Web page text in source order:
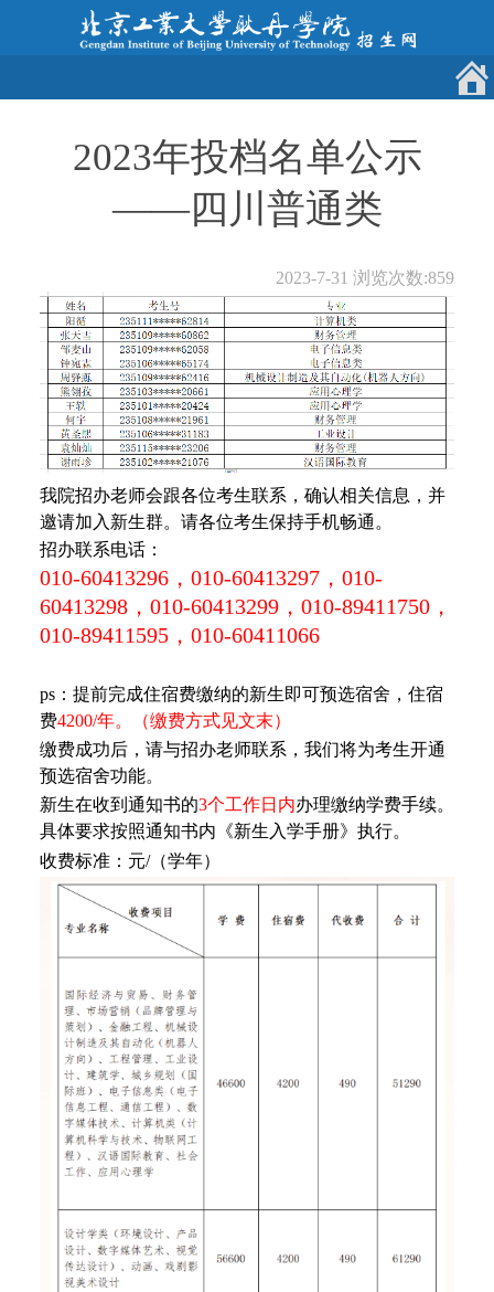
2023年投档名单公示
——四川普通类
2023-7-31浏览次数:859
我院招办老师会跟各位考生联系，确认相关信息，并
邀请加入新生群。请各位考生保持手机畅通。
招办联系电话：
010-60413296，010-60413297，010-
60413298，010-60413299，010-89411750，
010-89411595，010-60411066
ps：提前完成住宿费缴纳的新生即可预选宿舍，住宿
费4200/年。（缴费方式见文末）
缴费成功后，请与招办老师联系，我们将为考生开通
预选宿舍功能。
新生在收到通知书的3个工作日内办理缴纳学费手续。
具体要求按照通知书内《新生入学手册》执行。
收费标准：元/（学年）